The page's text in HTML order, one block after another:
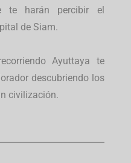
te harán percibir el
de Siam.
Ayuttaya te
descubriendo los
civilización.